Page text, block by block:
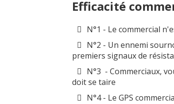
Efficacité
N°1 - Le commercial
N°2 - Un ennemi
premiers signaux de
N°3 - Commerciaux,
doit se taire
N°4 - Le GPS